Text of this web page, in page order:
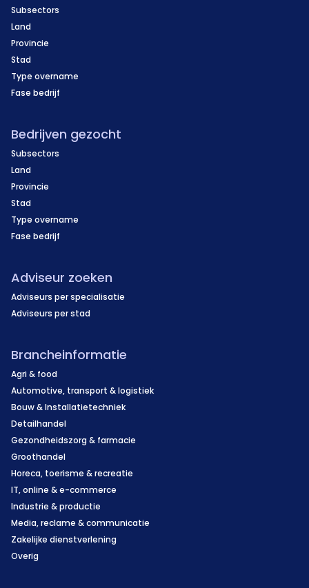
Subsectors
Land
Provincie
Stad
Type overname
Fase bedrijf
Bedrijven gezocht
Subsectors
Land
Provincie
Stad
Type overname
Fase bedrijf
Adviseur zoeken
Adviseurs per specialisatie
Adviseurs per stad
Brancheinformatie
Agri & food
Automotive, transport & logistiek
Bouw & Installatietechniek
Detailhandel
Gezondheidszorg & farmacie
Groothandel
Horeca, toerisme & recreatie
IT, online & e-commerce
Industrie & productie
Media, reclame & communicatie
Zakelijke dienstverlening
Overig